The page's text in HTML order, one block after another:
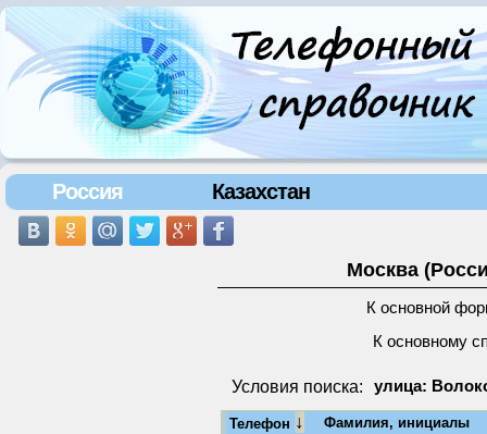
Россия Казахстан
Москва
К основной
К основному
Условия поиска: улица:
Телефон ↓ Фамилия, инициалы